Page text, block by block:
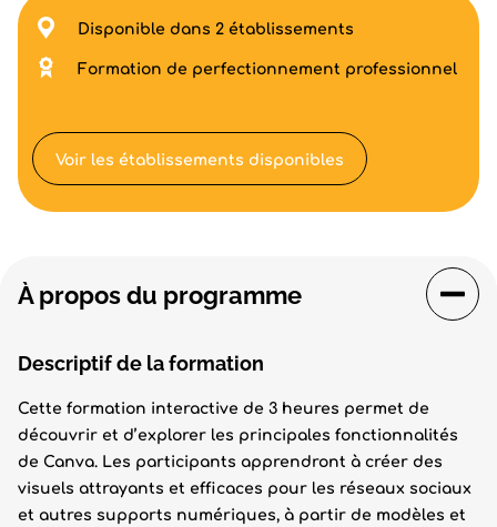
À propos du programme
Descriptif de la formation
Cette formation interactive de 3 heures permet de
découvrir et d’explorer les principales fonctionnalités
de Canva. Les participants apprendront à créer des
visuels attrayants et efficaces pour les réseaux sociaux
et autres supports numériques, à partir de modèles et
Disponible dans 2 établissements
Formation de perfectionnement professionnel
Voir les établissements disponibles